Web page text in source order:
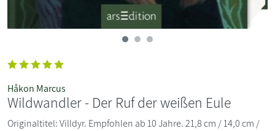
Håkon Marcus
Wildwandler - Der Ruf der weißen Eule
Originaltitel: Villdyr. Empfohlen ab 10 Jahre. 21,8 cm / 14,0 cm /